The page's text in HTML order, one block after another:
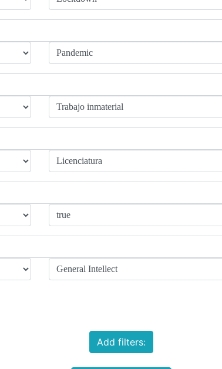
Add filters: